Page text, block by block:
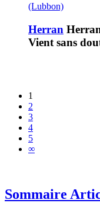
(Lubbon)
Herran
Vient sans
1
2
3
4
5
∞
Sommaire